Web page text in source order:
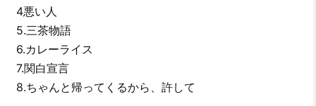
4悪い人
5.三茶物語
6.カレーライス
7.関白宣言
8.ちゃんと帰ってくるから、許して